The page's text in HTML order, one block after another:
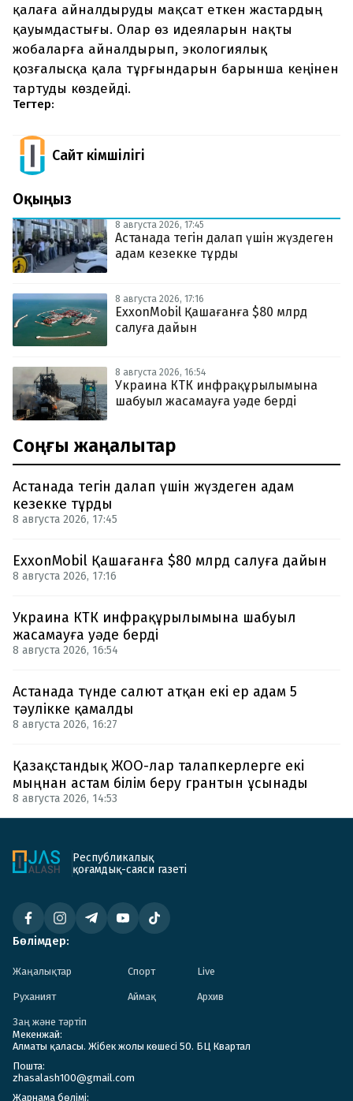
қалаға айналдыруды мақсат еткен жастардың
қауымдастығы. Олар өз идеяларын нақты
жобаларға айналдырып, экологиялық
қозғалысқа қала тұрғындарын барынша кеңінен
тартуды көздейді.
Тегтер:
Сайт Әкімшілігі
Оқыңыз
8 августа 2026, 17:45
Астанада тегін далап үшін жүздеген
адам кезекке тұрды
8 августа 2026, 17:16
ExxonMobil Қашағанға $80 млрд
салуға дайын
8 августа 2026, 16:54
Украина КТК инфрақұрылымына
шабуыл жасамауға уәде берді
Соңғы жаңалықтар
Астанада тегін далап үшін жүздеген адам
кезекке тұрды
8 августа 2026, 17:45
ExxonMobil Қашағанға $80 млрд салуға дайын
8 августа 2026, 17:16
Украина КТК инфрақұрылымына шабуыл
жасамауға уәде берді
8 августа 2026, 16:54
Астанада түнде салют атқан екі ер адам 5
тәулікке қамалды
8 августа 2026, 16:27
Қазақстандық ЖОО-лар талапкерлерге екі
мыңнан астам білім беру грантын ұсынады
8 августа 2026, 14:53
Республикалық
қоғамдық-саяси газеті
Бөлімдер:
Жаңалықтар Спорт Live
Руханият Аймақ Архив
Заң және тәртіп
Мекенжай:
Алматы қаласы. Жібек жолы көшесі 50. БЦ Квартал
Пошта:
zhasalash100@gmail.com
Жарнама бөлімі: